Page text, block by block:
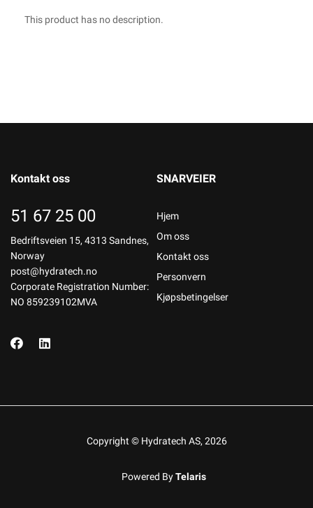
This product has no description.
Kontakt oss
51 67 25 00
Bedriftsveien 15, 4313 Sandnes,
Norway
post@hydratech.no
Corporate Registration Number:
NO 859239102MVA
SNARVEIER
Hjem
Om oss
Kontakt oss
Personvern
Kjøpsbetingelser
Copyright © Hydratech AS, 2026
Powered ByTelaris